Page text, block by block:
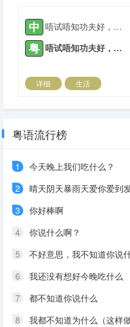
中 唔试唔知功夫好，一做就知眼界高
粤 唔试唔知功夫好，一做就知眼界高
详细
生活
粤语流行榜
1
今天晚上我们吃什么？
2
晴天阴天暴雨天爱你爱到发晒颠红
3
你好棒啊
4
你说什么啊？
5
不好意思，我不知道你说
6
我还没有想好今晚吃什么
7
都不知道你说什么
8
我都不知道为什么（这样做